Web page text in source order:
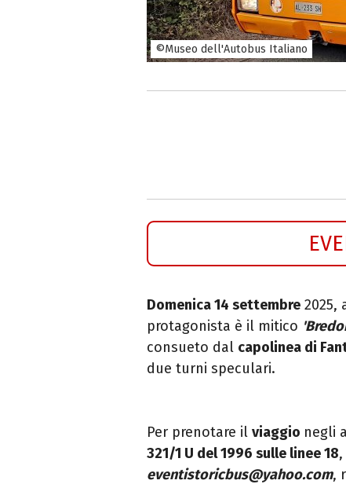
©Museo dell'Autobus Italiano
Domenica 14 settembre 2025,
protagonista è il mitico
consueto dal capolinea di
due turni speculari.
Per prenotare il viaggio negli
321/1 U del 1996 sulle linee 18,
eventistoricbus@yahoo.com,